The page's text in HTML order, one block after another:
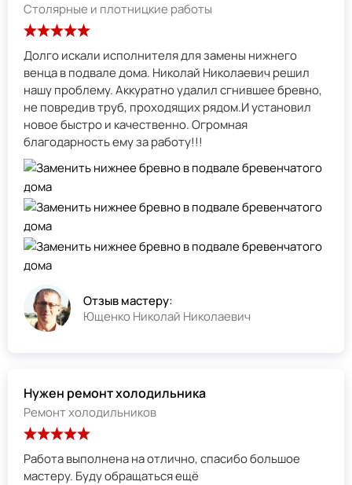
Столярные и плотницкие работы
Долго искали исполнителя для замены нижнего
венца в подвале дома. Николай Николаевич решил
нашу проблему. Аккуратно удалил сгнившее бревно,
не повредив труб, проходящих рядом.И установил
новое быстро и качественно. Огромная
благодарность ему за работу!!!
Отзыв мастеру:
Ющенко Николай Николаевич
Нужен ремонт холодильника
Ремонт холодильников
Работа выполнена на отлично, спасибо большое
мастеру. Буду обращаться ещё